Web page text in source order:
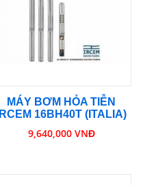
MÁY BƠM HỎA TIỄN
IRCEM 16BH40T (ITALIA)
9,640,000 VNĐ